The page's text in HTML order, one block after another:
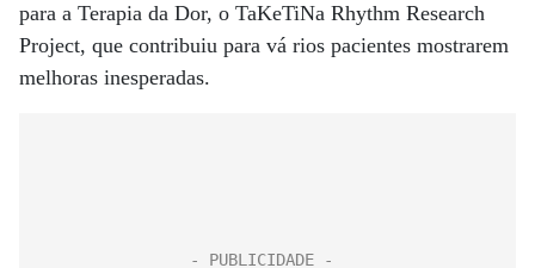
para a Terapia da Dor, o TaKeTiNa Rhythm Research
Project, que contribuiu para vá rios pacientes mostrarem
melhoras inesperadas.